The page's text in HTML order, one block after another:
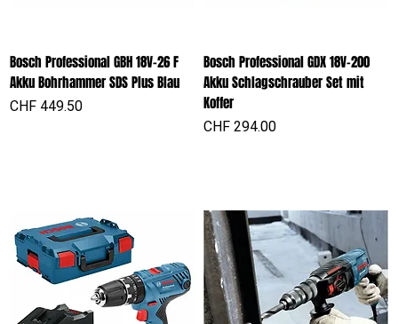
Bosch Professional GBH 18V-26 F
Akku Bohrhammer SDS Plus Blau
Preis
CHF 449.50
Bosch Professional GDX 18V-200
Akku Schlagschrauber Set mit
Koffer
Preis
CHF 294.00